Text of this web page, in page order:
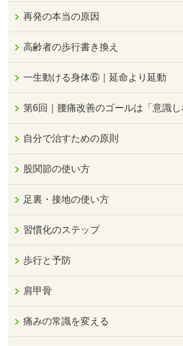
再発の本当の原因
高齢者の歩行書き換え
一生動ける身体⑥｜延命より延動
第6回｜腰痛改善のゴールは「意識し
自分で治すための原則
股関節の使い方
足裏・接地の使い方
習慣化のステップ
歩行と予防
肩甲骨
痛みの常識を変える